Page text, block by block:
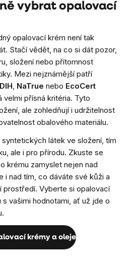
vybrat opalovací
opalovací krém není tak
Stačí vědět, na co si dát pozor,
složení nebo přítomnost
Mezi nejznámější patří
, NaTrue nebo EcoCert
velmi přísná kritéria. Tyto
ale zohledňují i udržitelnost
obalového materiálu.
látek ve složení, tím
ale i pro přírodu. Zkuste se
krému zamyslet nejen nad
i nad tím, co dáváte své kůži a
prostředí. Vyberte si opalovací
vašimi hodnotami, ať už jde o
krémy a oleje